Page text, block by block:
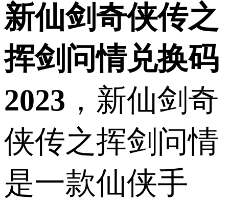
新仙剑奇侠传之
挥剑问情兑换码
2023 ，新仙剑奇
侠传之挥剑问情
是一款仙侠手